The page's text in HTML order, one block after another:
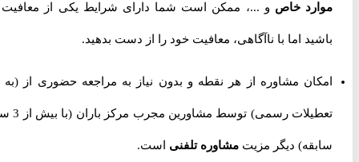
موارد خاصو ...، ممکن است شما دارای شرایط یکی از معافیت ها
باشید اما با ناآگاهی، معافیت خود را از دست بدهید.
امکان مشاوره از هر نقطه و بدون نیاز به مراجعه حضوری از (به جز
تعطیلات رسمی) توسط مشاورین مجرب مرکز باران (با بیش از 3 سال
سابقه) دیگر مزیت مشاوره تلفنیاست.